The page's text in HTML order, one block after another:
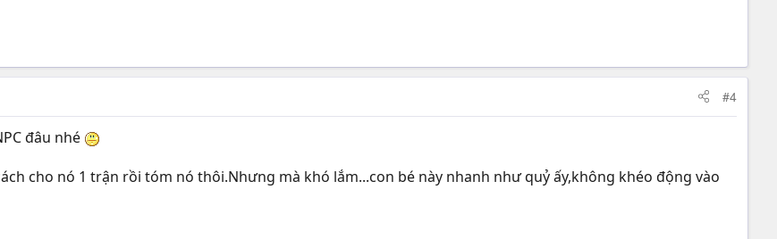
#4
đâu nhé
cho nó 1 trận rồi tóm nó thôi.Nhưng mà khó lắm...con bé này nhanh như quỷ ấy,không khéo động vào